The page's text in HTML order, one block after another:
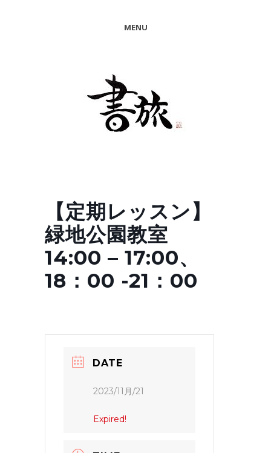
MENU
【定期レッスン】
緑地公園教室
14:00 – 17:00、
18：00 -21：00
DATE
2023/11月/21
Expired!